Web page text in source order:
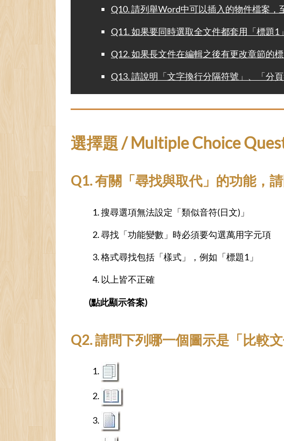
Q10. 請列舉Word中可以插入的物件檔案，
Q11. 如果要同時選取全文件都套用「標題1
Q12. 如果長文件在編輯之後有更改章節的
Q13. 請說明「文字換行分隔符號」、「分
選擇題 / Multiple Choice
Q1. 有關「尋找與取代」的功能，
搜尋選項無法設定「類似音符(日文)」
尋找「功能變數」時必須要勾選萬用字元項
格式尋找包括「樣式」，例如「標題1」
以上皆不正確
(點此顯示答案)
Q2. 請問下列哪一個圖示是「比較